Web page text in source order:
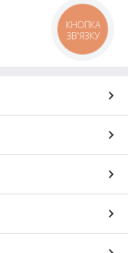
КНОПКА
ЗВ'ЯЗКУ